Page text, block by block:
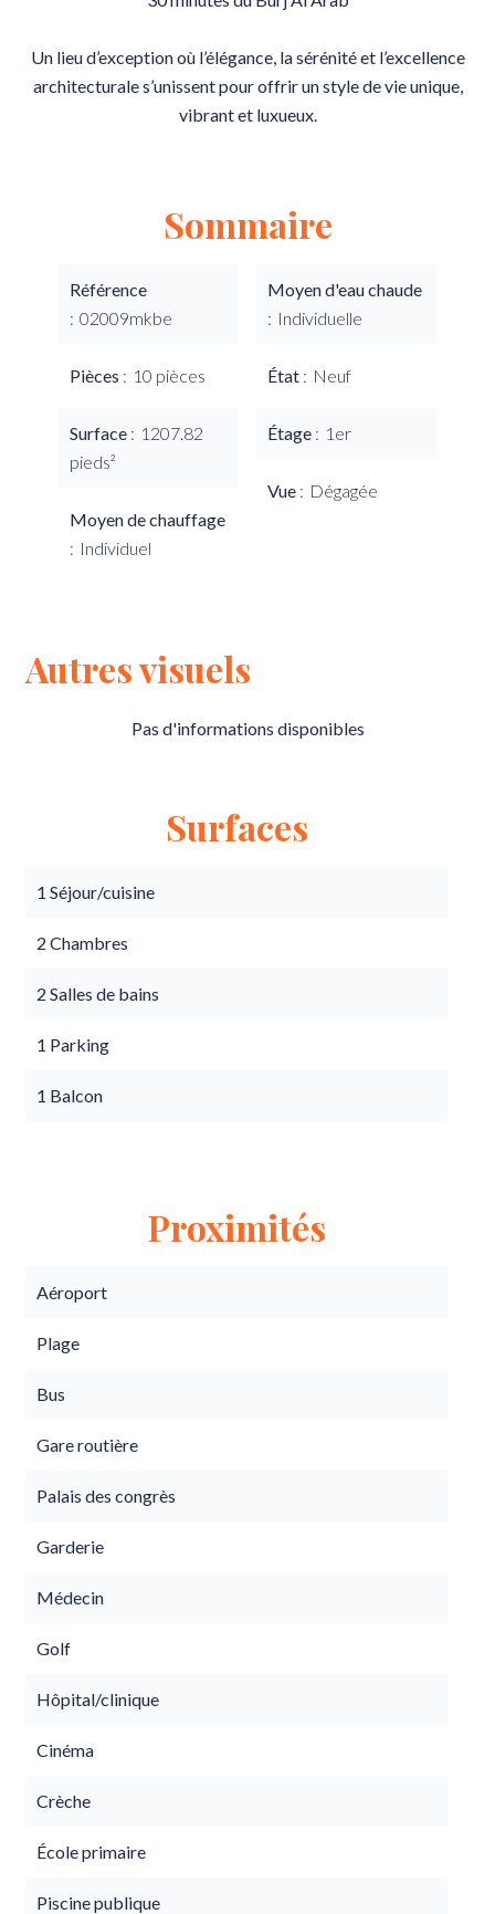
Un lieu d’exception où l’élégance, la sérénité et l’excellence
architecturale s’unissent pour offrir un style de vie unique,
vibrant et luxueux.
Sommaire
Référence
02009mkbe
Pièces 10 pièces
Surface
1207.82
pieds²
Moyen de chauffage
Individuel
Moyen d'eau chaude
Individuelle
État Neuf
Étage 1er
Vue Dégagée
Autres visuels
Pas d'informations disponibles
Surfaces
1 Séjour/cuisine
2 Chambres
2 Salles de bains
1 Parking
1 Balcon
Proximités
Aéroport
Plage
Bus
Gare routière
Palais des congrès
Garderie
Médecin
Golf
Hôpital/clinique
Cinéma
Crèche
École primaire
Piscine publique